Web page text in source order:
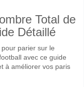
Total de
Détaillé
parier sur le
avec ce guide
à améliorer vos paris